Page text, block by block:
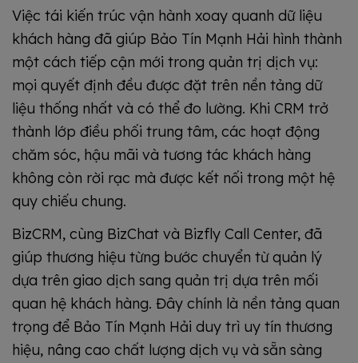
Việc tái kiến trúc vận hành xoay quanh dữ liệu
khách hàng đã giúp Bảo Tín Mạnh Hải hình thành
một cách tiếp cận mới trong quản trị dịch vụ:
mọi quyết định đều được đặt trên nền tảng dữ
liệu thống nhất và có thể đo lường. Khi CRM trở
thành lớp điều phối trung tâm, các hoạt động
chăm sóc, hậu mãi và tương tác khách hàng
không còn rời rạc mà được kết nối trong một hệ
quy chiếu chung.
BizCRM, cùng BizChat và Bizfly Call Center, đã
giúp thương hiệu từng bước chuyển từ quản lý
dựa trên giao dịch sang quản trị dựa trên mối
quan hệ khách hàng. Đây chính là nền tảng quan
trọng để Bảo Tín Mạnh Hải duy trì uy tín thương
hiệu, nâng cao chất lượng dịch vụ và sẵn sàng